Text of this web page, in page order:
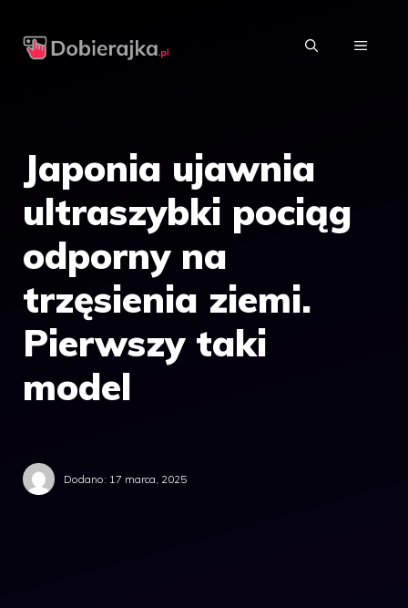
MENU
Japonia ujawnia
ultraszybki pociąg
odporny na
trzęsienia ziemi.
Pierwszy taki
model
Dodano: 17 marca, 2025